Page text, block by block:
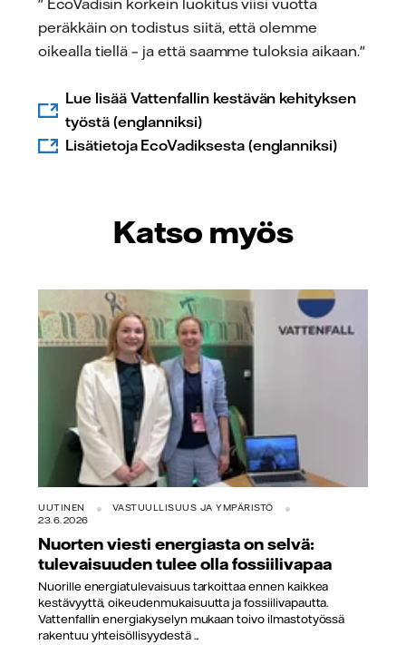
" EcoVadisin korkein luokitus viisi vuotta
peräkkäin on todistus siitä, että olemme
oikealla tiellä – ja että saamme tuloksia aikaan."
Lue lisää Vattenfallin kestävän kehityksen
työstä (englanniksi)
Lisätietoja EcoVadiksesta (englanniksi)
Katso myös
UUTINEN
VASTUULLISUUS JA YMPÄRISTÖ
23.6.2026
Nuorten viesti energiasta on selvä:
tulevaisuuden tulee olla fossiilivapaa
Nuorille energiatulevaisuus tarkoittaa ennen kaikkea
kestävyyttä, oikeudenmukaisuutta ja fossiilivapautta.
Vattenfallin energiakyselyn mukaan toivo ilmastotyössä
rakentuu yhteisöllisyydestä ...